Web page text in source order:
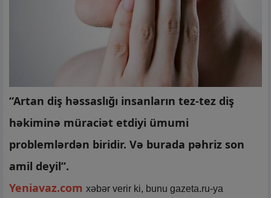
“Artan diş həssaslığı insanların tez-tez diş
həkiminə müraciət etdiyi ümumi
problemlərdən biridir. Və burada pəhriz son
amil deyil”.
Yeniavaz.com xəbər verir ki, bunu gazeta.ru-ya